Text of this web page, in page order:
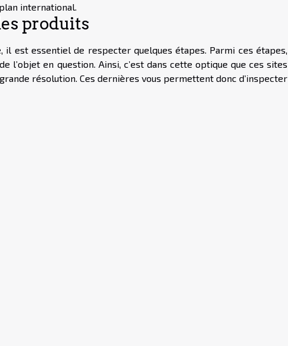
international.
produits
est essentiel de respecter quelques étapes. Parmi ces étapes,
l’objet en question. Ainsi, c’est dans cette optique que ces sites
résolution. Ces dernières vous permettent donc d’inspecter